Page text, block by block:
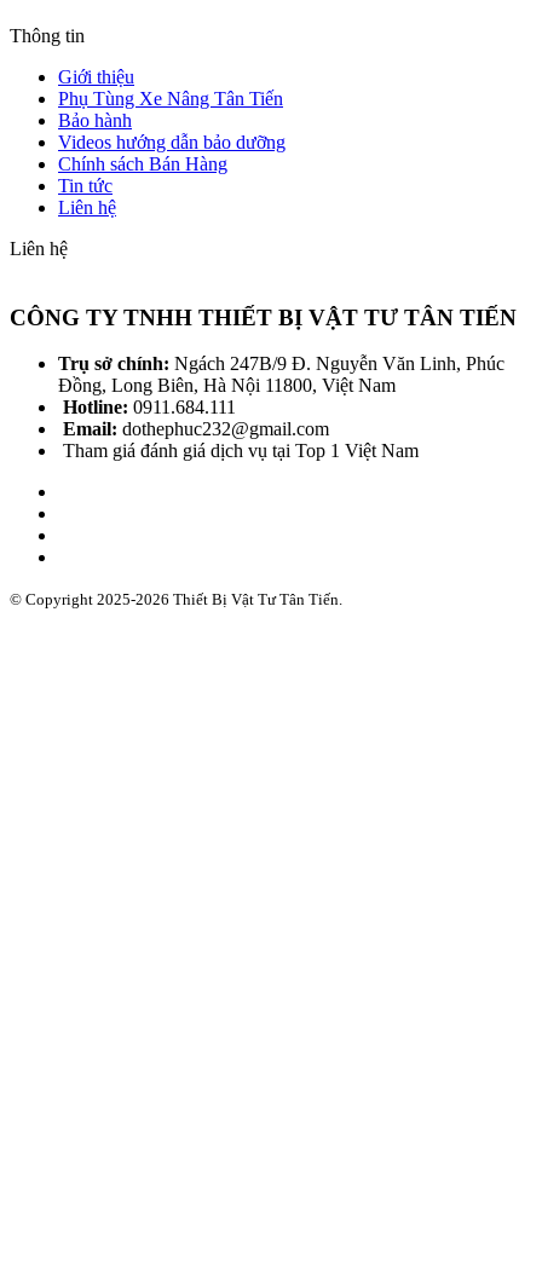
Thông tin
Giới thiệu
Phụ Tùng Xe Nâng Tân Tiến
Bảo hành
Videos hướng dẫn bảo dưỡng
Chính sách Bán Hàng
Tin tức
Liên hệ
Liên hệ
CÔNG TY TNHH THIẾT BỊ VẬT TƯ TÂN TIẾN
Trụ sở chính: Ngách 247B/9 Đ. Nguyễn Văn Linh, Phúc
Đồng, Long Biên, Hà Nội 11800, Việt Nam
Hotline: 0911.684.111
Email: dothephuc232@gmail.com
Tham giá đánh giá dịch vụ tại Top 1 Việt Nam
© Copyright 2025-2026 Thiết Bị Vật Tư Tân Tiến.